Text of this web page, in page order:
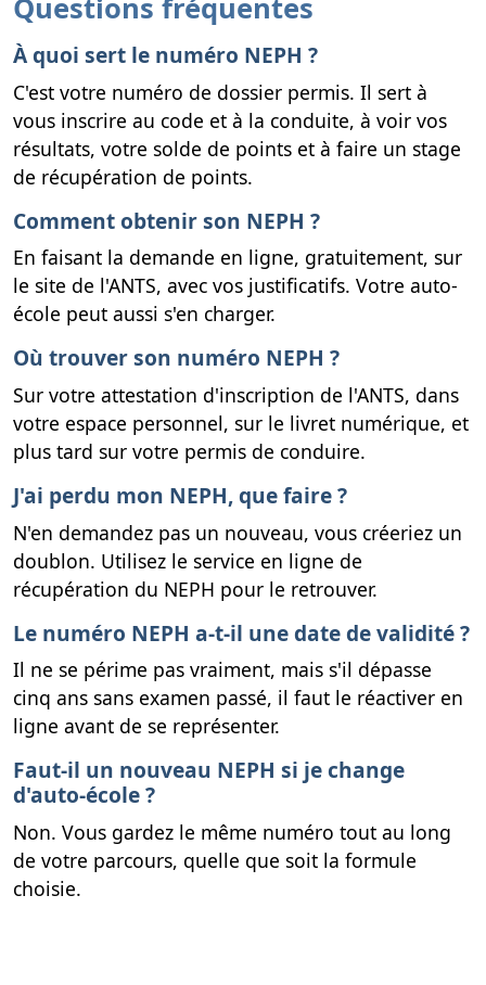
Questions fréquentes
À quoi sert le numéro NEPH ?
C'est votre numéro de dossier permis. Il sert à
vous inscrire au code et à la conduite, à voir vos
résultats, votre solde de points et à faire un stage
de récupération de points.
Comment obtenir son NEPH ?
En faisant la demande en ligne, gratuitement, sur
le site de l'ANTS, avec vos justificatifs. Votre auto-
école peut aussi s'en charger.
Où trouver son numéro NEPH ?
Sur votre attestation d'inscription de l'ANTS, dans
votre espace personnel, sur le livret numérique, et
plus tard sur votre permis de conduire.
J'ai perdu mon NEPH, que faire ?
N'en demandez pas un nouveau, vous créeriez un
doublon. Utilisez le service en ligne de
récupération du NEPH pour le retrouver.
Le numéro NEPH a-t-il une date de validité ?
Il ne se périme pas vraiment, mais s'il dépasse
cinq ans sans examen passé, il faut le réactiver en
ligne avant de se représenter.
Faut-il un nouveau NEPH si je change
d'auto-école ?
Non. Vous gardez le même numéro tout au long
de votre parcours, quelle que soit la formule
choisie.